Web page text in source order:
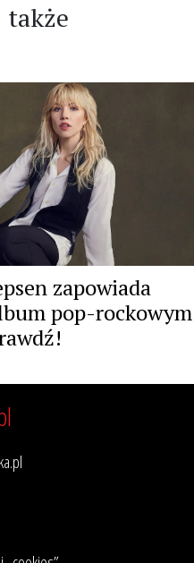
także
zapowiada
pop-rockowym